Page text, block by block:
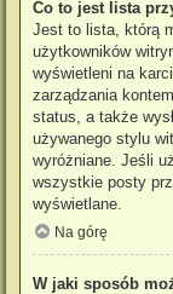
Co to jest lista
Jest to lista, którą
użytkowników
wyświetleni na
zarządzania
status, a także
używanego stylu
wyróżniane. Jeśli
wszystkie posty
wyświetlane.
Na górę
W jaki sposób